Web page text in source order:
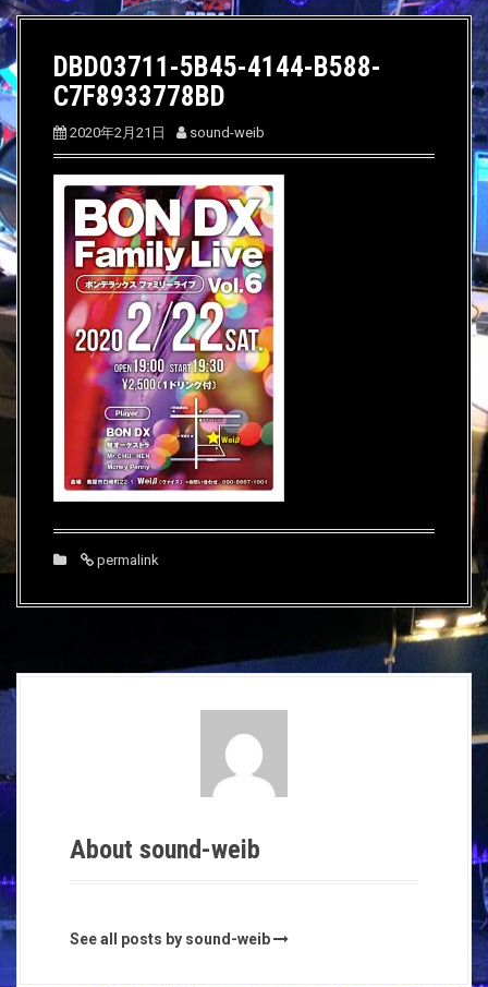
DBD03711-5B45-4144-B588-
C7F8933778BD
2020年2月21日 sound-weib
permalink
About sound-weib
See all posts by sound-weib